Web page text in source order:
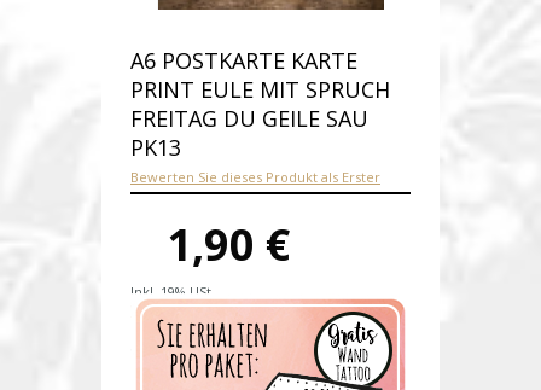
A6 POSTKARTE KARTE
PRINT EULE MIT SPRUCH
FREITAG DU GEILE SAU
PK13
Bewerten Sie dieses Produkt als Erster
1,90 €
Inkl. 19% USt.
Versandkosten
Produktnummer:pk13-A
Verfügbarkeit:Auf Lager
Lieferzeit: 1-2 Werktage